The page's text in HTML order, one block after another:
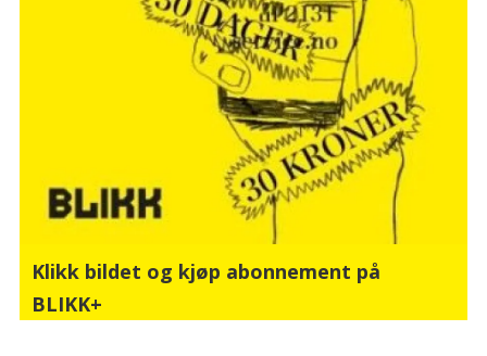
Klikk bildet og kjøp abonnement på
BLIKK+